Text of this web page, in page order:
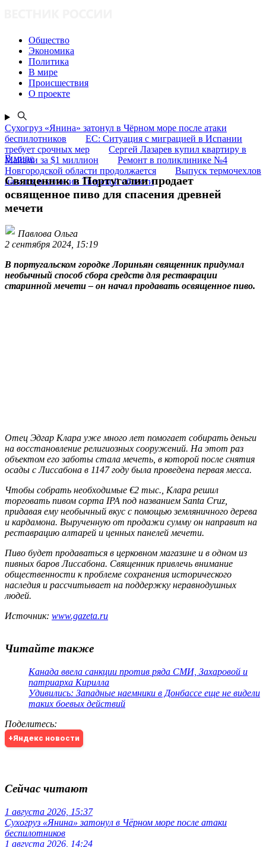
Общество
Экономика
Политика
В мире
Происшествия
О проекте
Сухогруз «Янина» затонул в Чёрном море после атаки
беспилотников
ЕС: Ситуация с миграцией в Испании
требует срочных мер
Сергей Лазарев купил квартиру в
Майами за $1 миллион
Ремонт в поликлинике №4
Новгородской области продолжается
Выпуск термочехлов
начался в колонии Тверской области
В мире
Священник в Португалии продает
освященное пиво для спасения древней
мечети
Павлова Ольга
2 сентября 2024, 15:19
В португальском городке Лориньян священник придумал
необычный способ сбора средств для реставрации
старинной мечети – он начал продавать освященное пиво.
Отец Эдгар Клара уже много лет помогает собирать деньги
на восстановление религиозных сооружений. На этот раз
объектом его заботы стала мечеть, в которой после снятия
осады с Лиссабона в 1147 году была проведена первая месса.
Чтобы собрать необходимые €2 тыс., Клара решил
торговать пивом сорта IPA под названием Santa Cruz,
придавая ему необычный вкус с помощью земляничного дерева
и кардамона. Вырученную от продажи сумму он направит на
реставрацию алтарей и ценных панелей мечети.
Пиво будет продаваться в церковном магазине и в одном из
пивных баров Лиссабона. Священник привлечь внимание
общественности к проблеме сохранения исторического
наследия и рассчитывает на поддержку неравнодушных
людей.
Источник: www.gazeta.ru
Читайте также
Канада ввела санкции против ряда СМИ, Захаровой и
патриарха Кирилла
Удивились: Западные наемники в Донбассе еще не видели
таких боевых действий
Поделитесь:
+Яндекс новости
Сейчас читают
1 августа 2026, 15:37
Сухогруз «Янина» затонул в Чёрном море после атаки
беспилотников
1 августа 2026, 14:24